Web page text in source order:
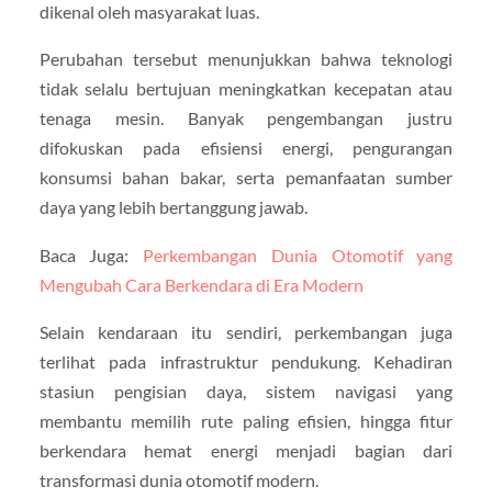
dikenal oleh masyarakat luas.
Perubahan tersebut menunjukkan bahwa teknologi
tidak selalu bertujuan meningkatkan kecepatan atau
tenaga mesin. Banyak pengembangan justru
difokuskan pada efisiensi energi, pengurangan
konsumsi bahan bakar, serta pemanfaatan sumber
daya yang lebih bertanggung jawab.
Baca Juga: Perkembangan Dunia Otomotif yang
Mengubah Cara Berkendara di Era Modern
Selain kendaraan itu sendiri, perkembangan juga
terlihat pada infrastruktur pendukung. Kehadiran
stasiun pengisian daya, sistem navigasi yang
membantu memilih rute paling efisien, hingga fitur
berkendara hemat energi menjadi bagian dari
transformasi dunia otomotif modern.